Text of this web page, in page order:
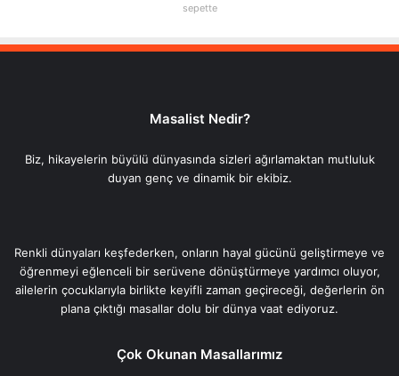
sepette
Masalist Nedir?
Biz, hikayelerin büyülü dünyasında sizleri ağırlamaktan mutluluk
duyan genç ve dinamik bir ekibiz.
Renkli dünyaları keşfederken, onların hayal gücünü geliştirmeye ve
öğrenmeyi eğlenceli bir serüvene dönüştürmeye yardımcı oluyor,
ailelerin çocuklarıyla birlikte keyifli zaman geçireceği, değerlerin ön
plana çıktığı masallar dolu bir dünya vaat ediyoruz.
Çok Okunan Masallarımız